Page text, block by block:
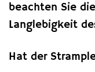
beachten Sie
Langlebigkeit
Hat der